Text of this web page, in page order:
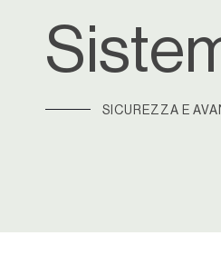
SICUREZZA E